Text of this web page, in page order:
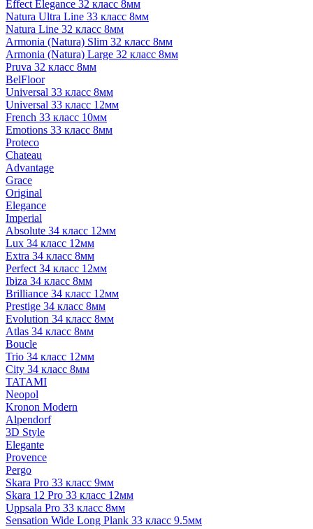
Effect Elegance 32 класс 8мм
Natura Ultra Line 33 класс 8мм
Natura Line 32 класс 8мм
Armonia (Natura) Slim 32 класс 8мм
Armonia (Natura) Large 32 класс 8мм
Pruva 32 класс 8мм
BelFloor
Universal 33 класс 8мм
Universal 33 класс 12мм
French 33 класс 10мм
Emotions 33 класс 8мм
Proteco
Chateau
Advantage
Grace
Original
Elegance
Imperial
Absolute 34 класс 12мм
Lux 34 класс 12мм
Extra 34 класс 8мм
Perfect 34 класс 12мм
Ibiza 34 класс 8мм
Brilliance 34 класс 12мм
Prestige 34 класс 8мм
Evolution 34 класс 8мм
Atlas 34 класс 8мм
Boucle
Trio 34 класс 12мм
City 34 класс 8мм
TATAMI
Neopol
Kronon Modern
Alpendorf
3D Style
Elegante
Provence
Pergo
Skara Pro 33 класс 9мм
Skara 12 Pro 33 класс 12мм
Uppsala Pro 33 класс 8мм
Sensation Wide Long Plank 33 класс 9.5мм